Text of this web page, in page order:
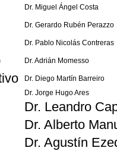
Dr. Miguel Ángel Costa
Dr. Gerardo Rubén Perazzo
Dr. Pablo Nicolás Contreras
Dr. Adrián Momesso
Dr. Diego Martín Barreiro
Dr. Jorge Hugo Ares
Dr. Leandro
Dr. Alberto
Dr. Agustín